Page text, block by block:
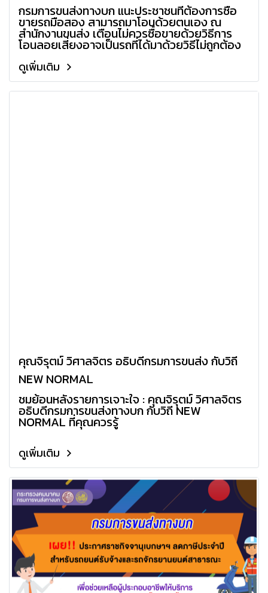
กรมการขนส่งทางบก แนะประชาชนที่ต้องการซื้อ
ขายรถมือสอง สามารถมาโอนด้วยตนเอง ณ
สำนักงานขนส่ง เตือนไม่ควรซื้อขายด้วยวิธีการ
โอนลอยเสี่ยงอาจเป็นรถที่ได้มาด้วยวิธีไม่ถูกต้อง
ตามกฎหมาย
ดูเพิ่มเติม
คุณจิรุตม์ วิศาลจิตร อธิบดีกรมการขนส่ง กับวิถี
NEW NORMAL
ชมย้อนหลังรายการเจาะใจ : คุณจิรุตม์ วิศาลจิตร
อธิบดีกรมการขนส่งทางบก กับวิถี NEW
NORMAL ที่คุณควรรู้
ดูเพิ่มเติม